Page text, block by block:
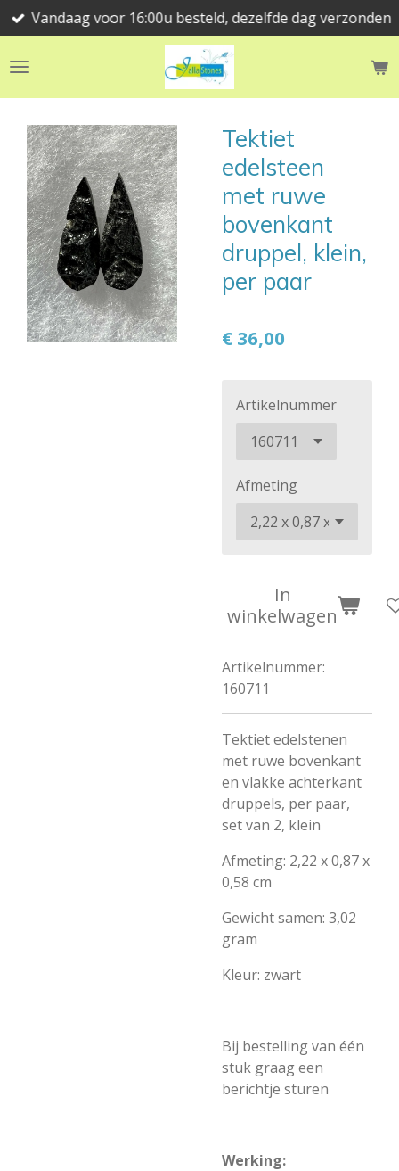
Ga
direct
naar
Vandaag voor 16:00u besteld, dezelfde dag verzonden
Tektiet
edelsteen
met ruwe
bovenkant
druppel, klein,
per paar
€ 36,00
Artikelnummer
Afmeting
In
winkelwagen
Artikelnummer:
160711
Tektiet edelstenen
met ruwe bovenkant
en vlakke achterkant
druppels, per paar,
set van 2, klein
Afmeting: 2,22 x 0,87 x
0,58 cm
Gewicht samen: 3,02
gram
Kleur: zwart
Bij bestelling van één
stuk graag een
berichtje sturen
Werking: